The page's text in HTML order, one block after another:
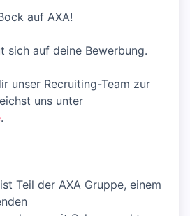
auf AXA!
sich auf deine Bewerbung.
unser Recruiting-Team zur
uns unter
.
Teil der AXA Gruppe, einem